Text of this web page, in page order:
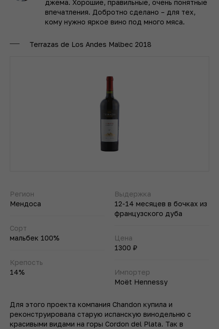
джема. Хорошие, правильные, очень понятные
впечатления. Добротно сделано – для тех,
кому нужно яркое вино под много мяса.
Terrazas de Los Andes Malbec 2018
Регион
Мендоса
Сорт
мальбек 100%
Крепость
14%
Выдержка
12-14 месяцев в бочках из
французского дуба
Цена
1300 ₽
Импортер
Moët Hennessy
Для этого проекта компания Chandon купила и
реконструировала старую испанскую винодельню с
красивыми видами на горы Cordon del Plata. Так в